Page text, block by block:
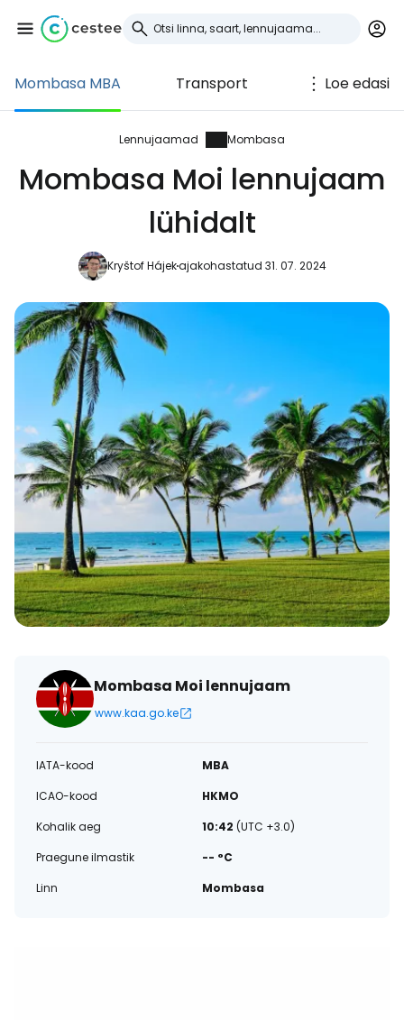
Mombasa MBA Transport Loe edasi
Lennujaamad Mombasa
Mombasa Moi lennujaam
lühidalt
Kryštof Hájekajakohastatud 31. 07. 2024
Mombasa Moi lennujaam
www.kaa.go.ke
IATA-kood
MBA
ICAO-kood
HKMO
Kohalik aeg
10:42 (UTC +3.0)
Praegune ilmastik
-- °C
Linn
Mombasa
Logi sisse
Cestee'sse
... ülemaailmne reisikogukond
Jätka Facebookiga
Jätkake e-kirjaga